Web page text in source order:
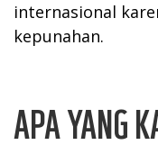
internasional
kepunahan.
APA YANG